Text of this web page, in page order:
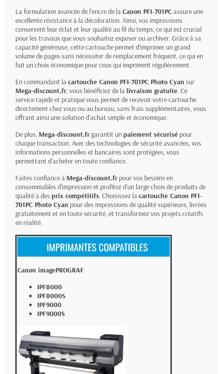
La formulation avancée de l’encre de laCanon PFI-701PCassure une
excellente résistance à la décoloration. Ainsi, vos impressions
conservent leur éclat et leur qualité au fil du temps, ce qui est crucial
pour les travaux que vous souhaitez exposer ou archiver. Grâce à sa
capacité généreuse, cette cartouche permet d'imprimer un grand
volume de pages sans nécessiter de remplacement fréquent, ce qui en
fait un choix économique pour ceux qui impriment régulièrement.
En commandant lacartouche Canon PFI-701PC Photo Cyan sur
Mega-discount.fr, vous bénéficiez de lalivraison gratuite. Ce
service rapide et pratique vous permet de recevoir votre cartouche
directement chez vous ou au bureau, sans frais supplémentaires, vous
offrant ainsi une solution d'achat simple et économique.
De plus, Mega-discount.frgarantit unpaiement sécurisé pour
chaque transaction. Avec des technologies de sécurité avancées, vos
informations personnelles et bancaires sont protégées, vous
permettant d'acheter en toute confiance.
Faites confiance à Mega-discount.fr pour vos besoins en
consommables d'impression et profitez d’un large choix de produits de
qualité à desprix compétitifs. Choisissez lacartouche Canon PFI-
701PC Photo Cyan pour des impressions de qualité supérieure, livrées
gratuitement et en toute sécurité, et transformez vos projets créatifs
en réalité.
Canon imagePROGRAF
IPF8000
IPF8000S
IPF9000
IPF9000S